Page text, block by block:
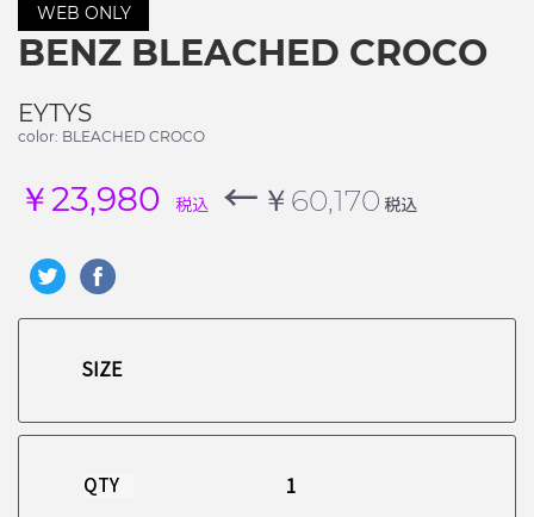
WEB ONLY
BENZ BLEACHED CROCO
EYTYS
color: BLEACHED CROCO
￥23,980 税込 ← ￥60,170 税込
QTY